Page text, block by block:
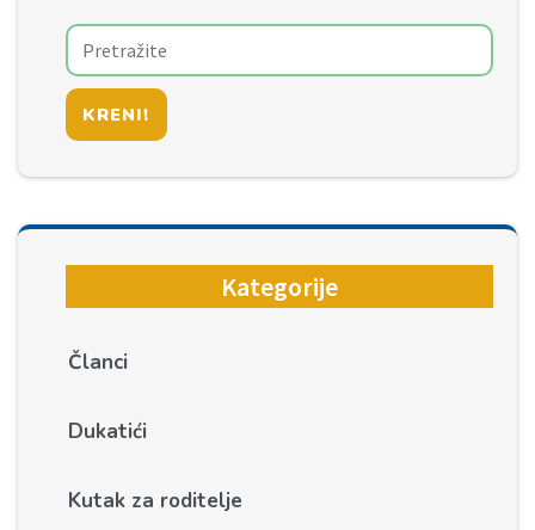
KRENI!
Kategorije
Članci
Dukatići
Kutak za roditelje